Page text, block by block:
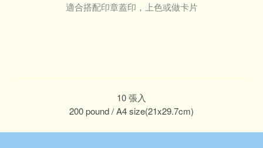
適合搭配印章蓋印，上色或做卡片
10 張入
200 pound / A4 size(21x29.7cm)